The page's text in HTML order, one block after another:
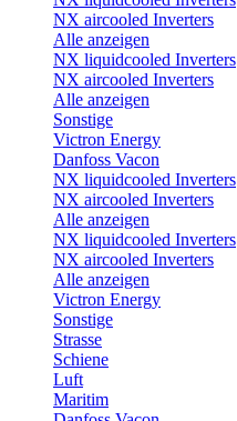
NX aircooled Inverters
Alle anzeigen
NX liquidcooled Inverters
NX aircooled Inverters
Alle anzeigen
Sonstige
Victron Energy
Danfoss Vacon
NX liquidcooled Inverters
NX aircooled Inverters
Alle anzeigen
NX liquidcooled Inverters
NX aircooled Inverters
Alle anzeigen
Victron Energy
Sonstige
Strasse
Schiene
Luft
Maritim